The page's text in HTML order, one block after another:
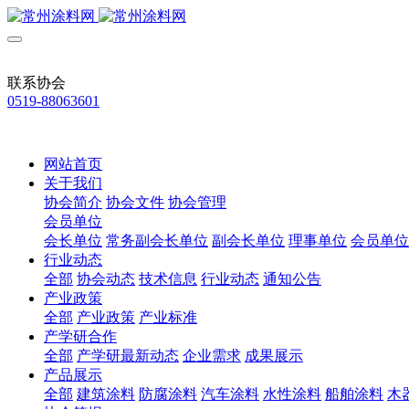
联系协会
0519-88063601
网站首页
关于我们
协会简介 协会文件 协会管理
会员单位
会长单位 常务副会长单位 副会长单位 理事单位 会员单位
行业动态
全部 协会动态 技术信息 行业动态 通知公告
产业政策
全部 产业政策 产业标准
产学研合作
全部 产学研最新动态 企业需求 成果展示
产品展示
全部 建筑涂料 防腐涂料 汽车涂料 水性涂料 船舶涂料 木